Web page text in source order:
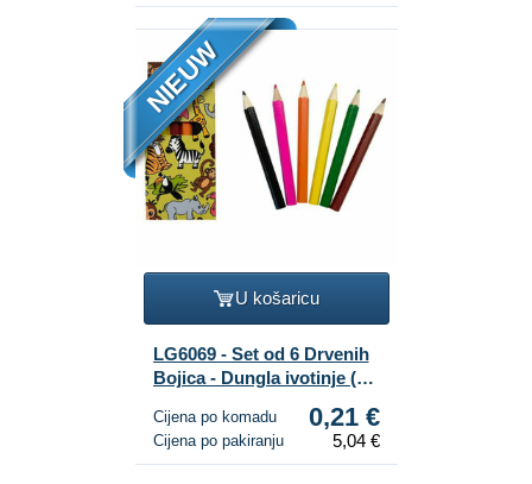
NIEUW
U košaricu
LG6069 - Set od 6 Drvenih
Bojica - Dungla ivotinje (24
Cijena po komadu 0,21 €
Cijena po pakiranju 5,04 €